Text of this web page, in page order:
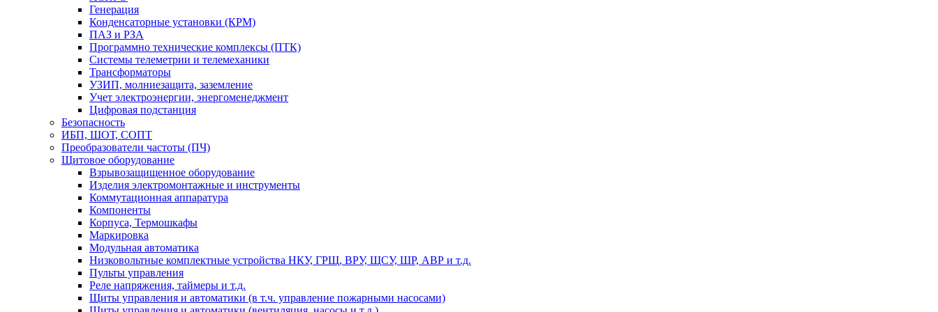
Генерация
Конденсаторные установки (КРМ)
ПАЗ и РЗА
Программно технические комплексы (ПТК)
Системы телеметрии и телемеханики
Трансформаторы
УЗИП, молниезащита, заземление
Учет электроэнергии, энергоменеджмент
Цифровая подстанция
Безопасность
ИБП, ШОТ, СОПТ
Преобразователи частоты (ПЧ)
Щитовое оборудование
Взрывозащищенное оборудование
Изделия электромонтажные и инструменты
Коммутационная аппаратура
Компоненты
Корпуса, Термошкафы
Маркировка
Модульная автоматика
Низковольтные комплектные устройства НКУ, ГРЩ, ВРУ, ЩСУ, ШР, АВР и т.д.
Пульты управления
Реле напряжения, таймеры и т.д.
Щиты управления и автоматики (в т.ч. управление пожарными насосами)